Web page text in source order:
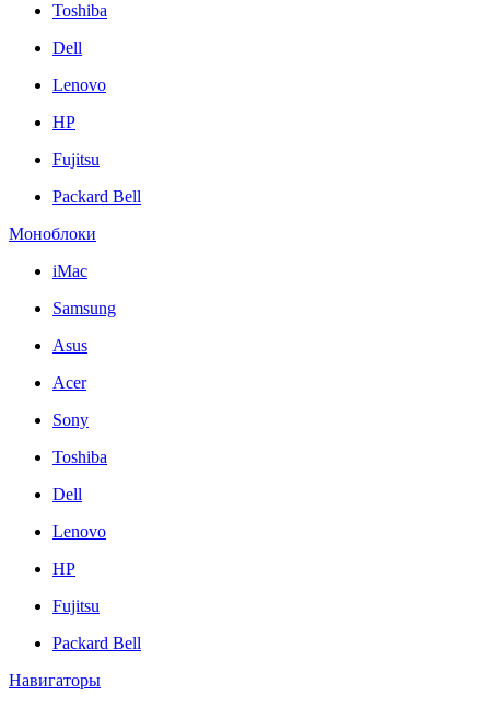
Toshiba
Dell
Lenovo
HP
Fujitsu
Packard Bell
Моноблоки
iMac
Samsung
Asus
Acer
Sony
Toshiba
Dell
Lenovo
HP
Fujitsu
Packard Bell
Навигаторы